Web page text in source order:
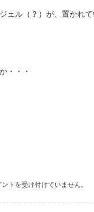
ェル（？）が、置かれ
・・・
ントを受け付けていません。